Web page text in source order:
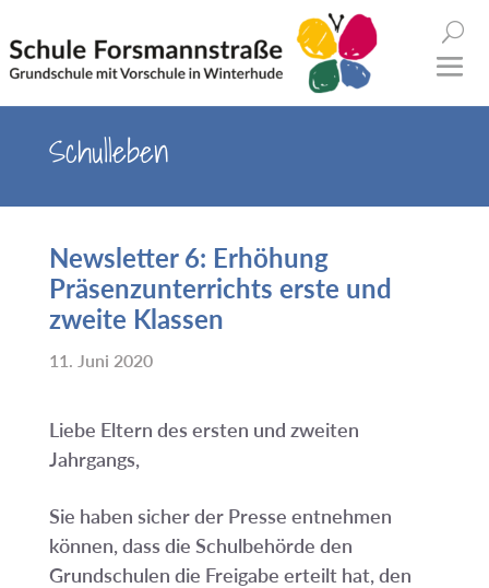
Schulleben
Newsletter 6: Erhöhung
Präsenzunterrichts erste und
zweite Klassen
11. Juni 2020
Liebe Eltern des ersten und zweiten
Jahrgangs,
Sie haben sicher der Presse entnehmen
können, dass die Schulbehörde den
Grundschulen die Freigabe erteilt hat, den